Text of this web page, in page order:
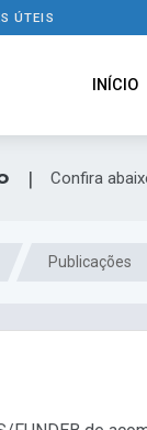
ÚTEIS
INÍCIO
| Confira
Publicações